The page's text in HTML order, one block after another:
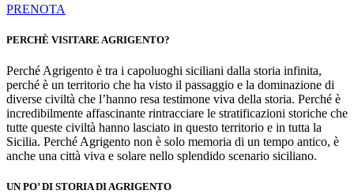
PRENOTA
PERCHÈ VISITARE AGRIGENTO?
Perché Agrigento è tra i capoluoghi siciliani dalla storia infinita,
perché è un territorio che ha visto il passaggio e la dominazione di
diverse civiltà che l’hanno resa testimone viva della storia. Perché è
incredibilmente affascinante rintracciare le stratificazioni storiche che
tutte queste civiltà hanno lasciato in questo territorio e in tutta la
Sicilia. Perché Agrigento non è solo memoria di un tempo antico, è
anche una città viva e solare nello splendido scenario siciliano.
UN PO’ DI STORIA DI AGRIGENTO